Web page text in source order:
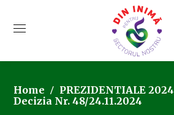
Home PREZIDENTIALE 2024
Decizia Nr. 48/24.11.2024